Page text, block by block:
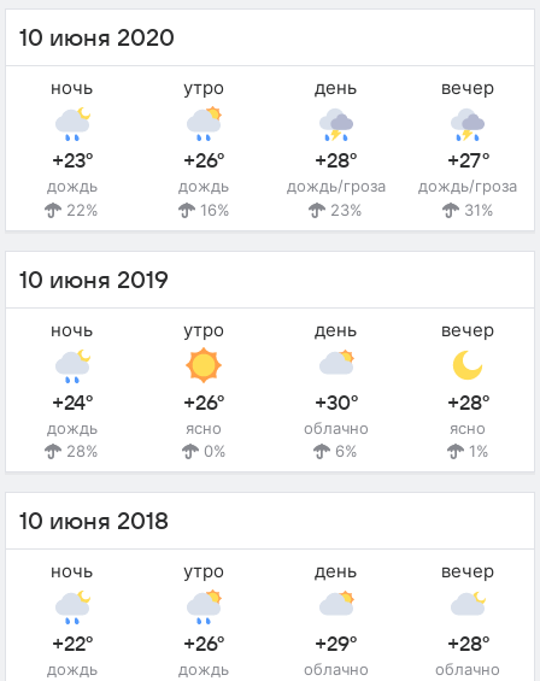
10 июня 2020
ночь
+23°
дождь
22%
утро
+26°
дождь
16%
день
+28°
дождь/гроза
23%
вечер
+27°
дождь/гроза
31%
10 июня 2019
ночь
+24°
дождь
28%
утро
+26°
ясно
0%
день
+30°
облачно
6%
вечер
+28°
ясно
1%
10 июня 2018
ночь
+22°
дождь
утро
+26°
дождь
день
+29°
облачно
вечер
+28°
облачно